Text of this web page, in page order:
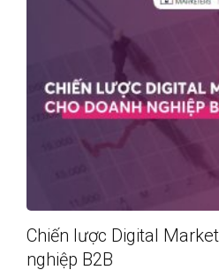
Chiến lược Digital
nghiệp B2B